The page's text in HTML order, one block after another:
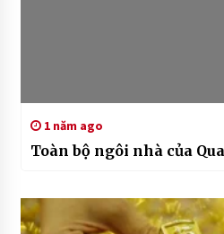
1 năm ago
Toàn bộ ngôi nhà của